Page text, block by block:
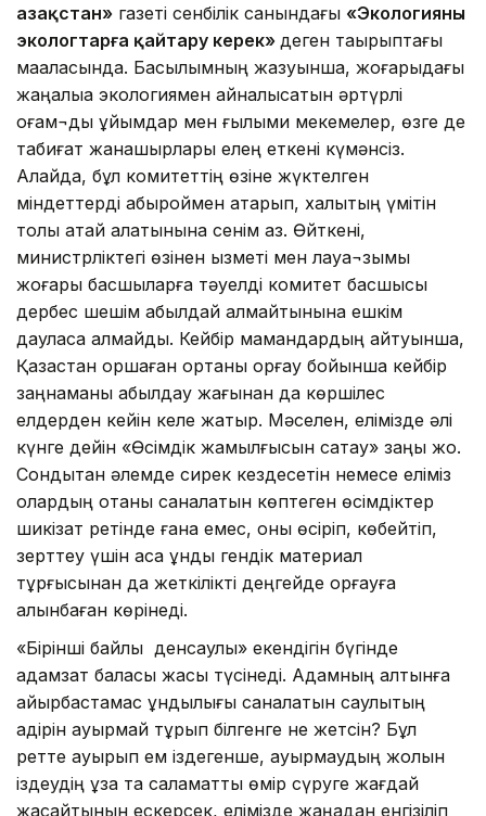
Қазақстан» газеті сенбілік санындағы «Экологияны
экологтарға қайтару керек» деген тақырыптағы
мақаласында. Басылымның жазуынша, жоғарыдағы
жаңалыққа экологиямен айналысатын әртүрлі
қоғам¬дық ұйымдар мен ғылыми мекемелер, өзге де
табиғат жанашырлары елең еткені күмәнсіз.
Алайда, бұл комитеттің өзіне жүктелген
міндеттерді абыроймен атқарып, халықтың үмітін
толық ақтай алатынына сенім аз. Өйткені,
министрліктегі өзінен қызметі мен лауа¬зымы
жоғары басшыларға тәуелді комитет басшысы
дербес шешім қабылдай алмайтынына ешкім
дауласа алмайды. Кейбір мамандардың айтуынша,
Қазақстан қоршаған ортаны қорғау бойынша кейбір
заңнаманы қабылдау жағынан да көршілес
елдерден кейін келе жатыр. Мәселен, елімізде әлі
күнге дейін «Өсімдік жамылғысын сақтау» заңы жоқ.
Сондықтан әлемде сирек кездесетін немесе еліміз
олардың отаны саналатын көптеген өсімдіктер
шикізат ретінде ғана емес, оны өсіріп, көбейтіп,
зерттеу үшін аса құнды гендік материал
тұрғысынан да жеткілікті деңгейде қорғауға
алынбаған көрінеді.
«Бірінші байлық денсаулық» екендігін бүгінде
адамзат баласы жақсы түсінеді. Адамның алтынға
айырбастамас құндылығы саналатын саулықтың
қадірін ауырмай тұрып білгенге не жетсін? Бұл
ретте ауырып ем іздегенше, ауырмаудың жолын
іздеудің ұзақ та саламатты өмір сүруге жағдай
жасайтынын ескерсек, елімізде жаңадан енгізіліп